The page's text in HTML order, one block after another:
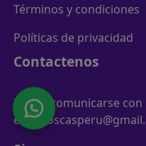
Términos y condiciones
Políticas de privacidad
Contactenos
Puede comunicarse